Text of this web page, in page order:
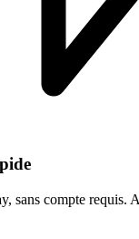
sans compte requis.